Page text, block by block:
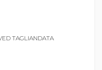
TAGLIANDATA